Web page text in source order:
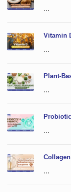
...
Vitamin
...
Plant-
...
...
...